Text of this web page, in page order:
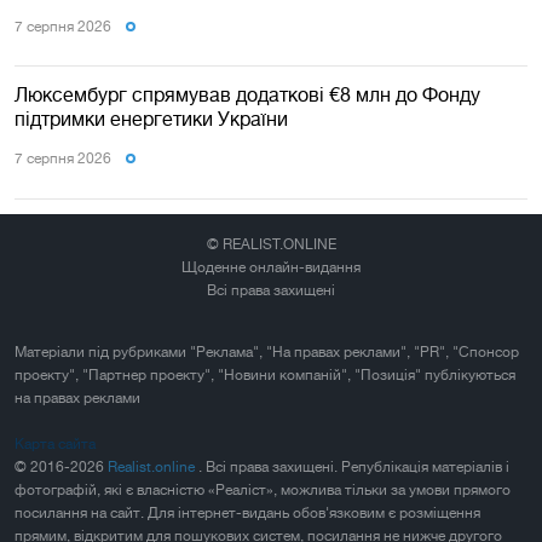
7 серпня 2026
Люксембург спрямував додаткові €8 млн до Фонду
підтримки енергетики України
7 серпня 2026
© REALIST.ONLINE
Щоденне онлайн-видання
Всі права захищені
Матеріали під рубриками "Реклама", "На правах реклами", "PR", "Спонсор
проекту", "Партнер проекту", "Новини компаній", "Позиція" публікуються
на правах реклами
Карта сайта
© 2016-2026 Realist.online . Всі права захищені. Републікація матеріалів і
фотографій, які є власністю «Реаліст», можлива тільки за умови прямого
посилання на сайт. Для інтернет-видань обов'язковим є розміщення
прямим, відкритим для пошукових систем, посилання не нижче другого